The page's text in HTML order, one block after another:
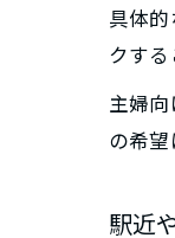
具体
クす
主婦
の希
駅近